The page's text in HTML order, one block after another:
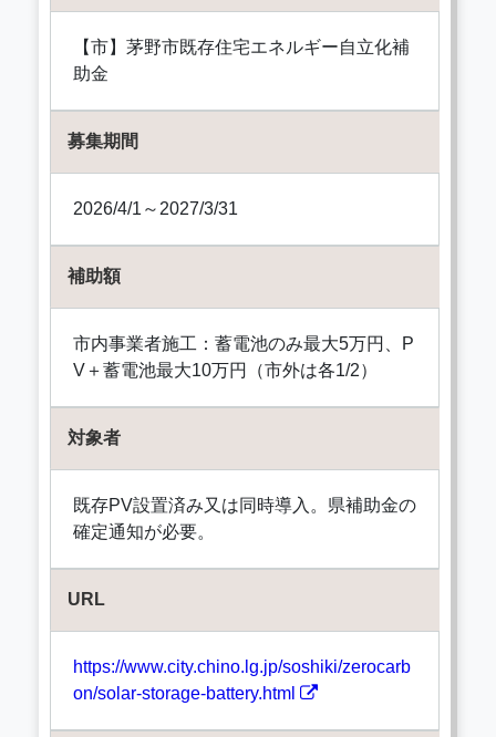
【市】茅野市既存住宅エネルギー自立化補
助金
募集期間
2026/4/1～2027/3/31
補助額
市内事業者施工：蓄電池のみ最大5万円、P
V＋蓄電池最大10万円（市外は各1/2）
対象者
既存PV設置済み又は同時導入。県補助金の
確定通知が必要。
URL
https://www.city.chino.lg.jp/soshiki/zerocarb
on/solar-storage-battery.html